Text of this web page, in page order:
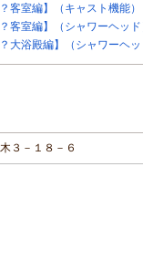
客室編】（キャスト機能）
客室編】（シャワーヘッド
大浴殿編】（シャワーヘッ
３－１８－６